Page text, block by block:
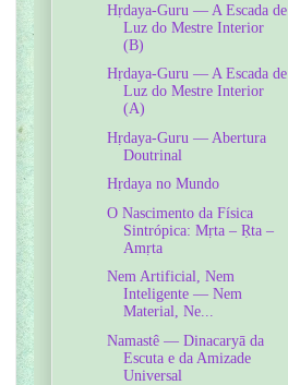
Hṛdaya-Guru — A Escada de
Luz do Mestre Interior
(B)
Hṛdaya-Guru — A Escada de
Luz do Mestre Interior
(A)
Hṛdaya-Guru — Abertura
Doutrinal
Hṛdaya no Mundo
O Nascimento da Física
Sintrópica: Mṛta – Ṛta –
Amṛta
Nem Artificial, Nem
Inteligente — Nem
Material, Ne...
Namastê — Dinacaryā da
Escuta e da Amizade
Universal